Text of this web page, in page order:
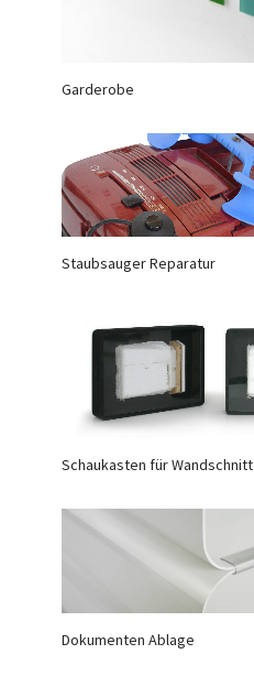
Garderobe
Staubsauger Reparatur
Schaukasten für Wandschnitt
Dokumenten Ablage